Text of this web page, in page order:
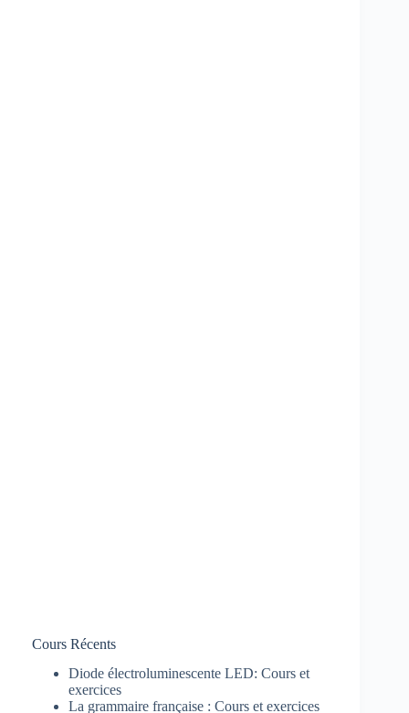
Cours Récents
Diode électroluminescente LED: Cours et
exercices
La grammaire française : Cours et exercices